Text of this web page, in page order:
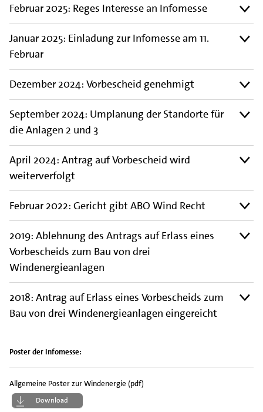
Februar 2025: Reges Interesse an Infomesse
Januar 2025: Einladung zur Infomesse am 11.
Februar
Dezember 2024: Vorbescheid genehmigt
September 2024: Umplanung der Standorte für
die Anlagen 2 und 3
April 2024: Antrag auf Vorbescheid wird
weiterverfolgt
Februar 2022: Gericht gibt ABO Wind Recht
2019: Ablehnung des Antrags auf Erlass eines
Vorbescheids zum Bau von drei
Windenergieanlagen
2018: Antrag auf Erlass eines Vorbescheids zum
Bau von drei Windenergieanlagen eingereicht
Poster der Infomesse:
Allgemeine Poster zur Windenergie (pdf)
Download